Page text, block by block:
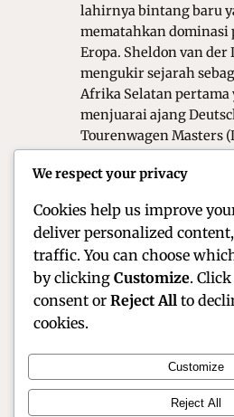
lahirnya bintang baru
mematahkan dominasi
Eropa. Sheldon van der
mengukir sejarah
Afrika Selatan pertama
menjuarai ajang
Tourenwagen Masters
dan ketenangan mental
Official Site of Christian
We respect your privacy
Cookies help us improve
deliver personalized
traffic. You can choose
by clicking Customize. Click
consent or Reject All to
cookies.
Customize
Reject All